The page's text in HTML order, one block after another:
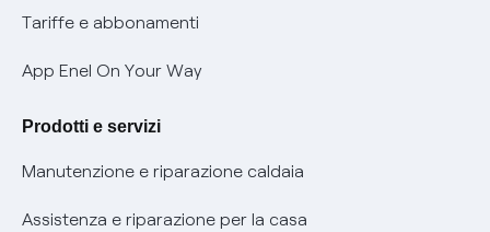
Phishing e truffe online
Verifica chi ti ha chiamato
Agevolazione utenti con disabilità per offerte Fibra
Informativa RAEE
Tariffe e abbonamenti
App Enel On Your Way
Prodotti e servizi
Manutenzione e riparazione caldaia
Assistenza e riparazione per la casa